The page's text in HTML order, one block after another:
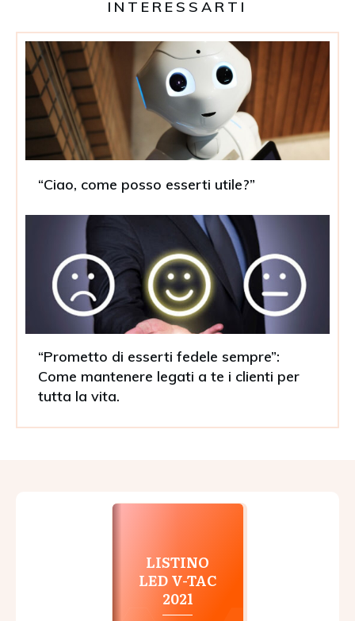
INTERESSARTI
“Ciao, come posso esserti utile?”
“Prometto di esserti fedele sempre”:
Come mantenere legati a te i clienti per
tutta la vita.
LISTINO
LED V-TAC
2021